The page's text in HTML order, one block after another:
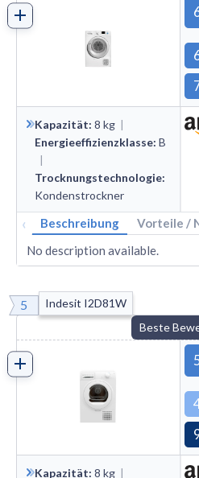
Kapazität: 8 kg |
Energieeffizienzklasse: B
|
Trocknungstechnologie:
Kondenstrockner
‹ Beschreibung Vorteile /
No description available.
5
Indesit I2D81W
Beste
Kapazität: 8 kg |